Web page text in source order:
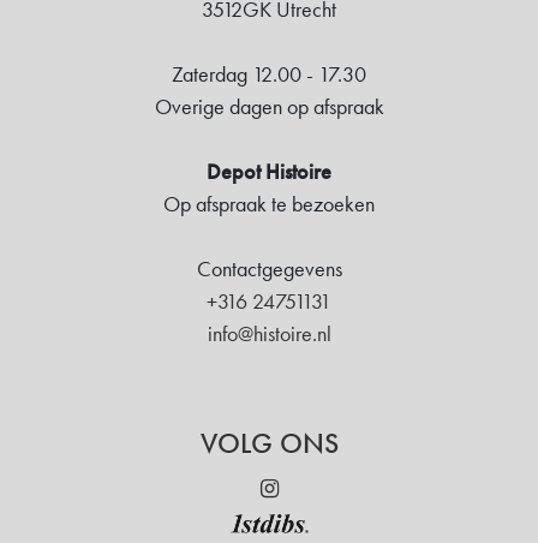
3512GK Utrecht
Zaterdag 12.00 - 17.30
Overige dagen op afspraak
Depot Histoire
Op afspraak te bezoeken
Contactgegevens
+316 24751131
info@histoire.nl
VOLG ONS